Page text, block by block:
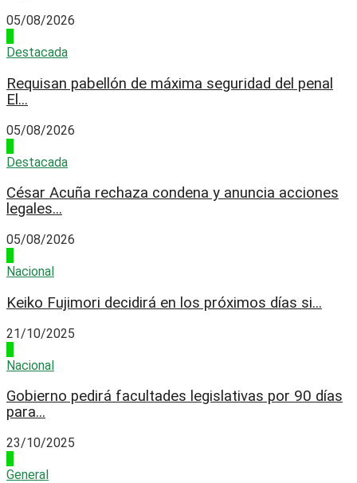
05/08/2026
Destacada
Requisan pabellón de máxima seguridad del penal
El...
05/08/2026
Destacada
César Acuña rechaza condena y anuncia acciones
legales...
05/08/2026
Nacional
Keiko Fujimori decidirá en los próximos días si...
21/10/2025
Nacional
Gobierno pedirá facultades legislativas por 90 días
para...
23/10/2025
General